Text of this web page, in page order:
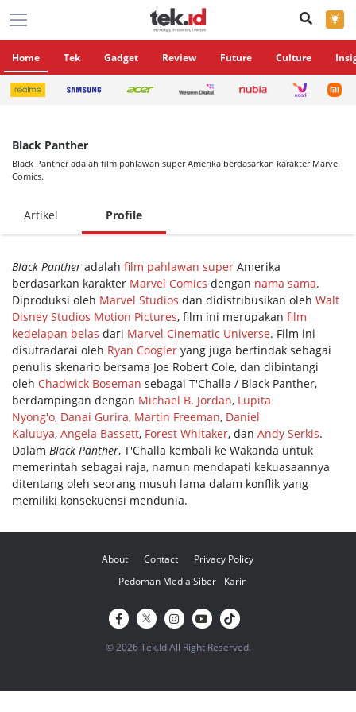
×
Home Tek Gadget Review Future Culture
Black Panther
Black Panther adalah film pahlawan super Amerika berdasarkan karakter Marvel
Comics.
Artikel Profile
Black Panther adalah film pahlawan super Amerika
berdasarkan karakter Marvel Comics dengan nama sama.
Diproduksi oleh Marvel Studios dan didistribusikan oleh Walt
Disney Studios Motion Pictures, film ini merupakan film
kedelapan belas dari Marvel Cinematic Universe. Film ini
disutradarai oleh Ryan Coogler yang juga bertindak sebagai
penulis skenario bersama Joe Robert Cole, dan dibintangi
oleh Chadwick Boseman sebagai T'Challa / Black Panther,
berdampingan dengan Michael B. Jordan, Lupita
Nyong'o, Danai Gurira, Martin Freeman, Daniel
Kaluuya, Angela Bassett, Forest Whitaker, dan Andy Serkis.
Dalam Black Panther, T'Challa kembali ke Wakanda untuk
memerintah sebagai raja, namun mendapati kekuasaannya
ditentang oleh seorang musuh lama dalam konflik yang
memiliki konsekuensi mendunia.
About Contact
Privacy Policy
Pedoman Media Siber
Karir
© 2026 Tek.Id All Right Reserved.